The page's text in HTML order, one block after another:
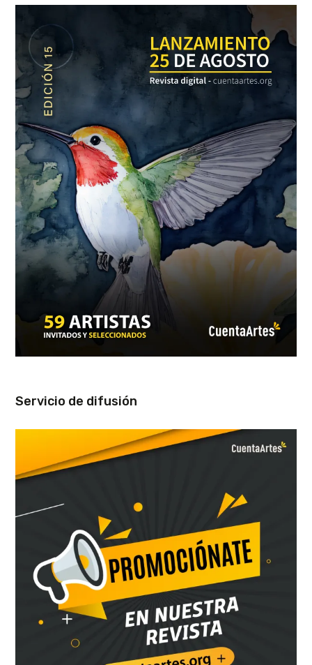
Servicio de difusión